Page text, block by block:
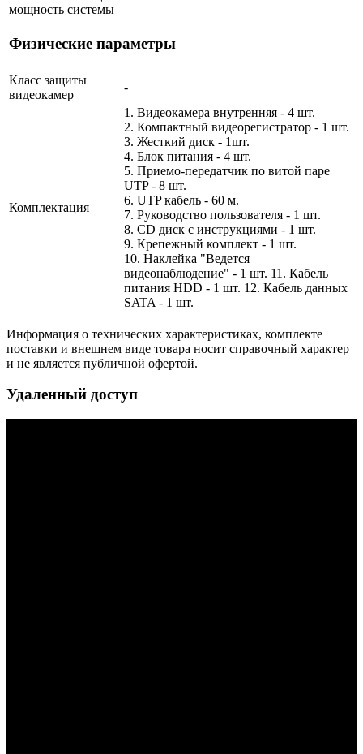
мощность системы
Физические параметры
Класс защиты
видеокамер
-
Комплектация
1. Видеокамера внутренняя - 4 шт.
2. Компактный видеорегистратор - 1 шт.
3. Жесткий диск - 1шт.
4. Блок питания - 4 шт.
5. Приемо-передатчик по витой паре
UTP - 8 шт.
6. UTP кабель - 60 м.
7. Руководство пользователя - 1 шт.
8. CD диск с инструкциями - 1 шт.
9. Крепежный комплект - 1 шт.
10. Наклейка "Ведется
видеонаблюдение" - 1 шт. 11. Кабель
питания HDD - 1 шт. 12. Кабель данных
SATA - 1 шт.
Информация о технических характеристиках, комплекте
поставки и внешнем виде товара носит справочный характер
и не является публичной офертой.
Удаленный доступ